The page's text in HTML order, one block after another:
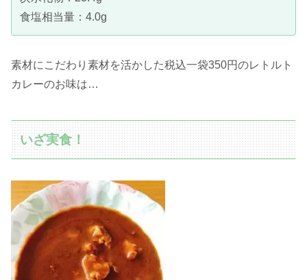
食塩相当量：4.0g
素材にこだわり素材を活かした税込一袋350円のレトルト
カレーのお味は…
いざ実食！